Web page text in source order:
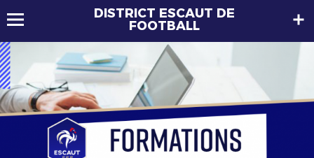
DISTRICT ESCAUT DE
FOOTBALL